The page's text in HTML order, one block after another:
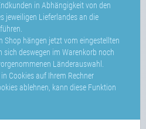
in Abhängigkeit von den
jeweiligen Lieferlandes an die
Shop hängen jetzt vom eingestellten
sich deswegen im Warenkorb noch
Länderauswahl.
Cookies auf Ihrem Rechner
ablehnen, kann diese Funktion